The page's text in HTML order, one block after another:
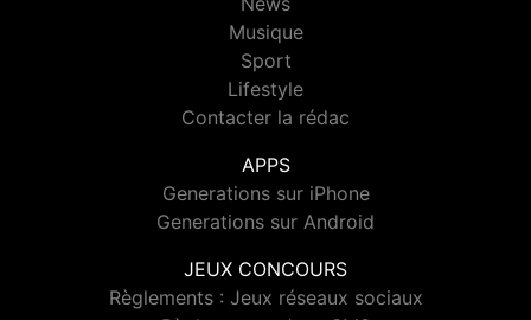
Musique
Sport
Lifestyle
Contacter la rédac
APPS
Generations sur iPhone
Generations sur Android
JEUX CONCOURS
Règlements : Jeux réseaux sociaux